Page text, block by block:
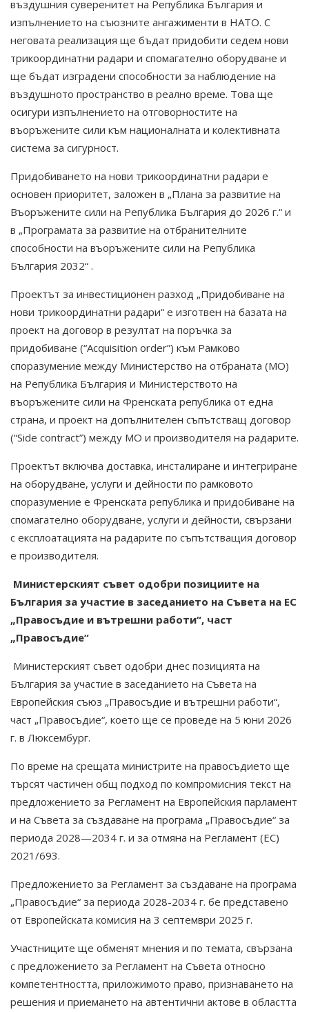
въздушния суверенитет на Република България и
изпълнението на съюзните ангажименти в НАТО. С
неговата реализация ще бъдат придобити седем нови
трикоординатни радари и спомагателно оборудване и
ще бъдат изградени способности за наблюдение на
въздушното пространство в реално време. Това ще
осигури изпълнението на отговорностите на
въоръжените сили към националната и колективната
система за сигурност.
Придобиването на нови трикоординатни радари е
основен приоритет, заложен в „Плана за развитие на
Въоръжените сили на Република България до 2026 г.“ и
в „Програмата за развитие на отбранителните
способности на въоръжените сили на Република
България 2032“ .
Проектът за инвестиционен разход „Придобиване на
нови трикоординатни радари“ е изготвен на базата на
проект на договор в резултат на поръчка за
придобиване (“Acquisition order”) към Рамково
споразумение между Министерство на отбраната (МО)
на Република България и Министерството на
въоръжените сили на Френската република от една
страна, и проект на допълнителен съпътстващ договор
(“Side contract”) между МО и производителя на радарите.
Проектът включва доставка, инсталиране и интегриране
на оборудване, услуги и дейности по рамковото
споразумение е Френската република и придобиване на
спомагателно оборудване, услуги и дейности, свързани
с експлоатацията на радарите по съпътстващия договор
е производителя.
Министерският съвет одобри позициите на
България за участие в заседанието на Съвета на ЕС
„Правосъдие и вътрешни работи“, част
„Правосъдие“
Министерският съвет одобри днес позицията на
България за участие в заседанието на Съвета на
Европейския съюз „Правосъдие и вътрешни работи“,
част „Правосъдие“, което ще се проведе на 5 юни 2026
г. в Люксембург.
По време на срещата министрите на правосъдието ще
търсят частичен общ подход по компромисния текст на
предложението за Регламент на Европейския парламент
и на Съвета за създаване на програма „Правосъдие“ за
периода 2028—2034 г. и за отмяна на Регламент (ЕС)
2021/693.
Предложението за Регламент за създаване на програма
„Правосъдие“ за периода 2028-2034 г. бе представено
от Европейската комисия на 3 септември 2025 г.
Участниците ще обменят мнения и по темата, свързана
с предложението за Регламент на Съвета относно
компетентността, приложимото право, признаването на
решения и приемането на автентични актове в областта